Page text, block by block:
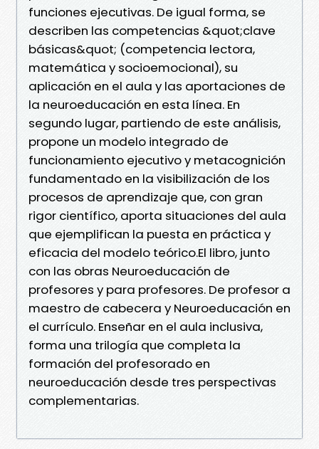
funciones ejecutivas. De igual forma, se
describen las competencias &quot;clave
básicas&quot; (competencia lectora,
matemática y socioemocional), su
aplicación en el aula y las aportaciones de
la neuroeducación en esta línea. En
segundo lugar, partiendo de este análisis,
propone un modelo integrado de
funcionamiento ejecutivo y metacognición
fundamentado en la visibilización de los
procesos de aprendizaje que, con gran
rigor científico, aporta situaciones del aula
que ejemplifican la puesta en práctica y
eficacia del modelo teórico.El libro, junto
con las obras Neuroeducación de
profesores y para profesores. De profesor a
maestro de cabecera y Neuroeducación en
el currículo. Enseñar en el aula inclusiva,
forma una trilogía que completa la
formación del profesorado en
neuroeducación desde tres perspectivas
complementarias.